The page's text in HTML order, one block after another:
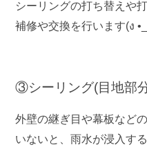
シーリングの打ち替えや
補修や交換を行います(ง
③シーリング(目地部
外壁の継ぎ目や幕板など
いないと、雨水が浸入す